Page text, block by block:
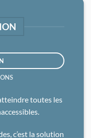
toutes les
c’est la solution